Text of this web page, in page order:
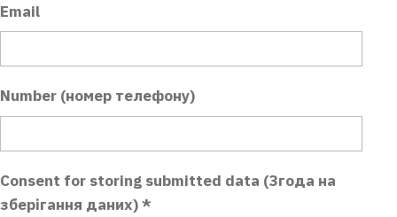
Email
Number (номер телефону)
Consent for storing submitted data (Згода на
зберігання даних)*